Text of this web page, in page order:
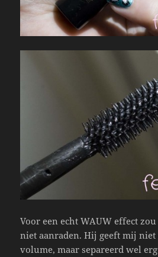
Voor een echt WAUW effect
niet aanraden. Hij geeft mij
volume, maar separeerd wel